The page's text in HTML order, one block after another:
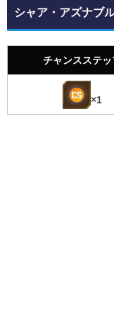
シャア・アズナブ
チャンスステッ
×1